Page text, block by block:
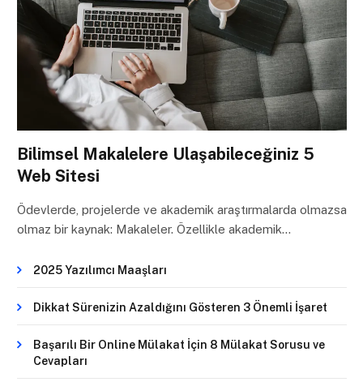
Bilimsel Makalelere Ulaşabileceğiniz 5
Web Sitesi
Ödevlerde, projelerde ve akademik araştırmalarda olmazsa
olmaz bir kaynak: Makaleler. Özellikle akademik…
2025 Yazılımcı Maaşları
Dikkat Sürenizin Azaldığını Gösteren 3 Önemli İşaret
Başarılı Bir Online Mülakat İçin 8 Mülakat Sorusu ve
Cevapları